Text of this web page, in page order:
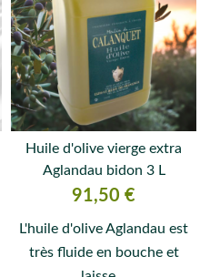
Huile d'olive vierge extra
Aglandau bidon 3 L
Prix
91,50 €
L'huile d'olive Aglandau est
très fluide en bouche et